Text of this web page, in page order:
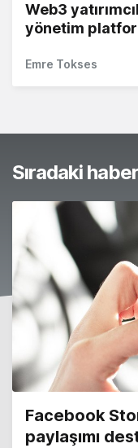
Web3
yönetim
Emre Tokses
Sıradaki haber
Facebook
paylaşımı